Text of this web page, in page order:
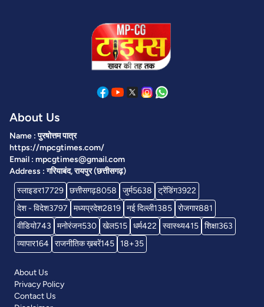
About Us
Name : पुरषोत्तम पात्र
https://mpcgtimes.com/
Email : mpcgtimes@gmail.com
Address : गरियाबंद, रायपुर (छत्तीसगढ़)
स्लाइडर17729 छत्तीसगढ़8058 जुर्म5638 ट्रेंडिंग3922
देश - विदेश3797 मध्यप्रदेश2819 नई दिल्ली1385 रोजगार881
वीडियो743 मनोरंजन530 खेल515 धर्म422 स्वास्थ्य415 शिक्षा363
व्यापार164 राजनीतिक ख़बरें145 18+35
About Us
Privacy Policy
Contact Us